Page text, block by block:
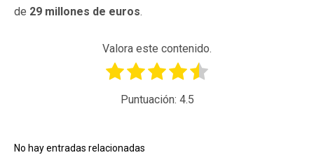
de 29 millones de euros.
Valora este contenido.
Puntuación: 4.5
No hay entradas relacionadas